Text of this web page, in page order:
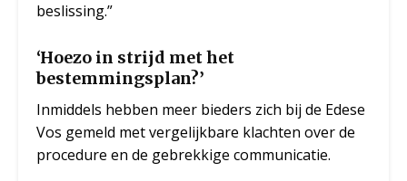
beslissing.”
‘Hoezo in strijd met het
bestemmingsplan?’
Inmiddels hebben meer bieders zich bij de Edese
Vos gemeld met vergelijkbare klachten over de
procedure en de gebrekkige communicatie.